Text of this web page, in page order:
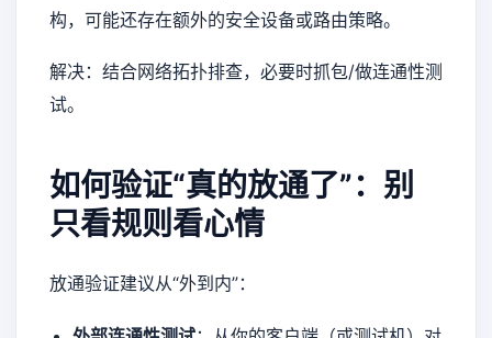
构，可能还存在额外的安全设备或路由策略。
解决：结合网络拓扑排查，必要时抓包/做连通性测
试。
如何验证“真的放通了”：别
只看规则看心情
放通验证建议从“外到内”：